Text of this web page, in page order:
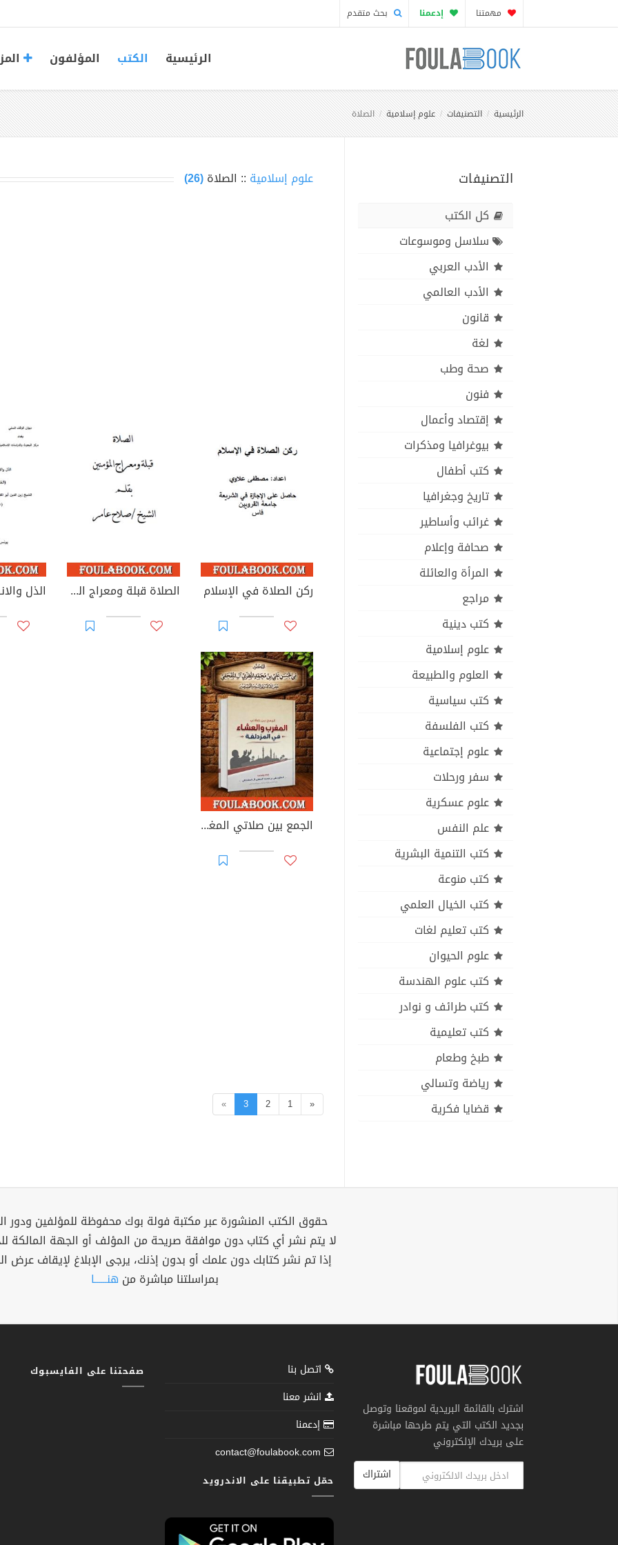
مهمتنا إدعمنا بحث متقدم
الرئيسية الكتب المؤلفون
الرئيسية التصنيفات علوم إسلامية الصلاة
التصنيفات
كل الكتب
سلاسل وموسوعات
الأدب العربي
الأدب العالمي
قانون
لغة
صحة وطب
فنون
إقتصاد وأعمال
بيوغرافيا ومذكرات
كتب أطفال
تاريخ وجغرافيا
غرائب وأساطير
صحافة وإعلام
المرأة والعائلة
مراجع
كتب دينية
علوم إسلامية
العلوم والطبيعة
كتب سياسية
كتب الفلسفة
علوم إجتماعية
سفر ورحلات
علوم عسكرية
علم النفس
كتب التنمية البشرية
كتب منوعة
كتب الخيال العلمي
كتب تعليم لغات
علوم الحيوان
كتب علوم الهندسة
كتب طرائف و نوادر
كتب تعليمية
طبخ وطعام
رياضة وتسالي
قضايا فكرية
علوم إسلامية :: الصلاة(26)
ركن الصلاة في الإسلام الصلاة قبلة ومعراج المؤمنين
الجمع بين صلاتي المغرب والعشاء في المزدلفة
«
1
2
3
»
حقوق الكتب المنشورة عبر مكتبة فولة بوك محفوظة للمؤلفين ودور
لا يتم نشر أي كتاب دون موافقة صريحة من المؤلف أو الجهة المالكة
إذا تم نشر كتابك دون علمك أو بدون إذنك، يرجى الإبلاغ لإيقاف عرض
بمراسلتنا مباشرة من هنــــــا
اشترك بالقائمة البريدية لموقعنا وتوصل
بجديد الكتب التي يتم طرحها مباشرة
على بريدك الإلكتروني
اشتراك
اتصل بنا
انشر معنا
إدعمنا
contact@foulabook.com
حمّل تطبيقنا على الاندرويد
صفحتنا على الفايسبوك